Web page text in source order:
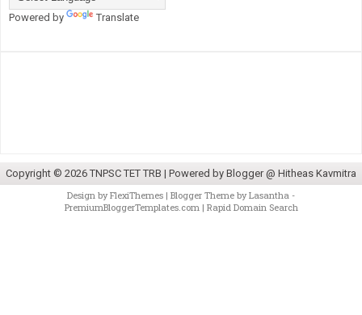
Powered by Translate
Copyright © 2026TNPSC TET TRB | Powered by Blogger @ Hitheas Kavmitra
Design byFlexiThemes | Blogger Theme byLasantha -
PremiumBloggerTemplates.com | Rapid Domain Search